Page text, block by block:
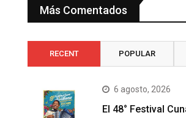
Más Comentados
RECENT POPULAR
6 agosto, 2026
El 48° Festival